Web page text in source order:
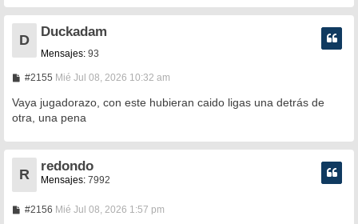
D
Duckadam
Mensajes: 93
#2155M
n
s
a
e
Mié Jul 08, 2026 10:32 am
Vaya jugadorazo, con este hubieran caido ligas una detrás de
otra, una pena
R
redondo
Mensajes: 7992
#2156MMié Jul 08, 2026 1:57 pm